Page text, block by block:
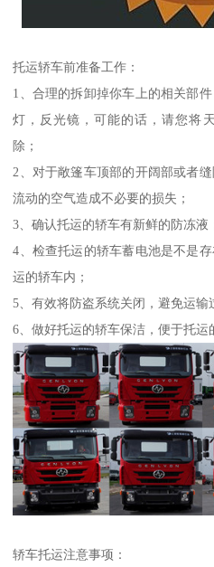
托运轿车前准备工作：
1、合理的拆卸掉你车上的相关部
灯，反光镜，可能的话，请您将
除；
2、对于敞篷车顶部的开阔部或者
流动的空气造成不必要的损失；
3、确认托运的轿车有新鲜的防冻液
4、检查托运的轿车蓄电池是不是
运的轿车内；
5、有效将防盗系统关闭，避免运输
6、做好托运的轿车保洁，便于托运
轿车托运注意事项：